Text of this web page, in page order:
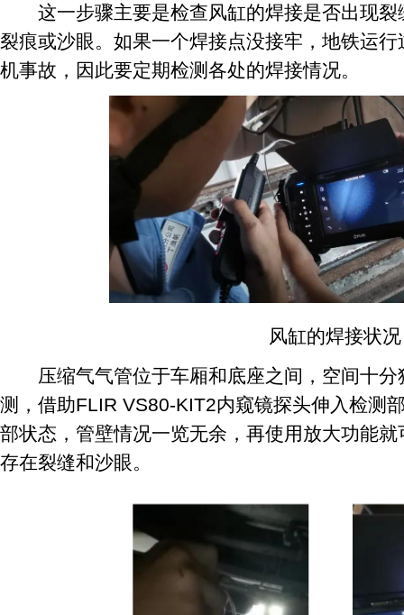
这一步骤主要是检查风缸的焊接是否出现裂
裂痕或沙眼。如果一个焊接点没接牢，地铁运
机事故，因此要定期检测各处的焊接情况。
风缸的焊接状况
压缩气气管位于车厢和底座之间，空间十分
测，借助FLIR VS80-KIT2内窥镜探头伸入检测
部状态，管壁情况一览无余，再使用放大功能
存在裂缝和沙眼。